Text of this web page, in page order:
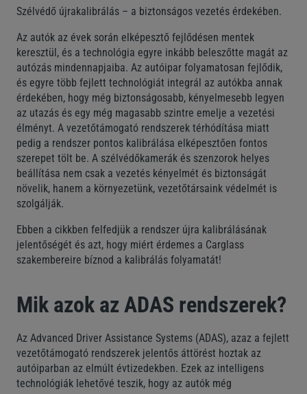
Szélvédő újrakalibrálás – a biztonságos vezetés érdekében.
Az autók az évek során elképesztő fejlődésen mentek
keresztül, és a technológia egyre inkább beleszőtte magát az
autózás mindennapjaiba. Az autóipar folyamatosan fejlődik,
és egyre több fejlett technológiát integrál az autókba annak
érdekében, hogy még biztonságosabb, kényelmesebb legyen
az utazás és egy még magasabb szintre emelje a vezetési
élményt. A vezetőtámogató rendszerek térhódítása miatt
pedig a rendszer pontos kalibrálása elképesztően fontos
szerepet tölt be. A szélvédőkamerák és szenzorok helyes
beállítása nem csak a vezetés kényelmét és biztonságát
növelik, hanem a környezetünk, vezetőtársaink védelmét is
szolgálják.
Ebben a cikkben felfedjük a rendszer újra kalibrálásának
jelentőségét és azt, hogy miért érdemes a Carglass
szakembereire bíznod a kalibrálás folyamatát!
Mik azok az ADAS rendszerek?
Az Advanced Driver Assistance Systems (ADAS), azaz a fejlett
vezetőtámogató rendszerek jelentős áttörést hoztak az
autóiparban az elmúlt évtizedekben. Ezek az intelligens
technológiák lehetővé teszik, hogy az autók még